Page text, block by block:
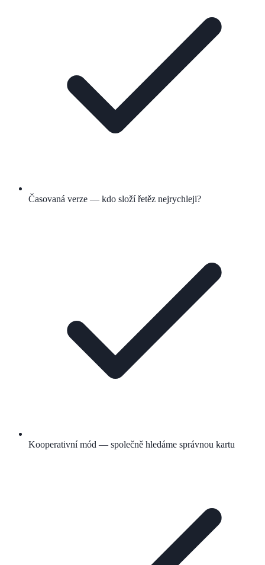
Časovaná verze — kdo složí řetěz nejrychleji?
Kooperativní mód — společně hledáme správnou kartu